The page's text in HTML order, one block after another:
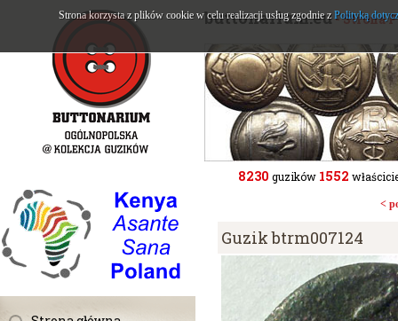
buttonarium.eu- Strona
8230 guzików 1552
<
Guzik btrm007124
Strona korzysta z plików cookie w celu realizacji usług zgodnie z Polityką